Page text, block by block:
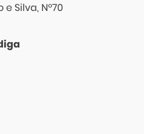
Silva, Nº70